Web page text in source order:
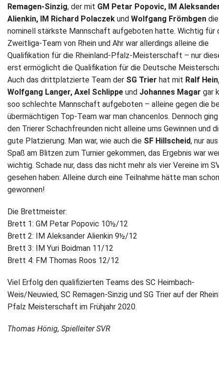
Remagen-Sinzig, der mit GM Petar Popovic, IM
Alienkin, IM Richard Polaczek und Wolfgang Frömbgen die
nominell stärkste Mannschaft aufgeboten hatte. Wichtig für
Zweitliga-Team von Rhein und Ahr war allerdings alleine die
Qualifikation für die Rheinland-Pfalz-Meisterschaft – nur
erst ermöglicht die Qualifikation für die Deutsche
Auch das drittplatzierte Team der SG Trier hat mit Ralf
Wolfgang Langer, Axel Schlippe und Johannes Magar gar
soo schlechte Mannschaft aufgeboten – alleine gegen die
übermächtigen Top-Team war man chancenlos. Dennoch
den Trierer Schachfreunden nicht alleine ums Gewinnen und
gute Platzierung. Man war, wie auch die SF Hillscheid, nur aus
Spaß am Blitzen zum Turnier gekommen, das Ergebnis war
wichtig. Schade nur, dass das nicht mehr als vier Vereine im
gesehen haben: Alleine durch eine Teilnahme hätte man schon
gewonnen!
Die Brettmeister:
Brett 1: GM Petar Popovic 10½/12
Brett 2: IM Aleksander Alienkin 9½/12
Brett 3: IM Yuri Boidman 11/12
Brett 4: FM Thomas Roos 12/12
Viel Erfolg den qualifizierten Teams des SC Heimbach-
Weis/Neuwied, SC Remagen-Sinzig und SG Trier auf der
Pfalz Meisterschaft im Frühjahr 2020.
Thomas Hönig, Spielleiter SVR